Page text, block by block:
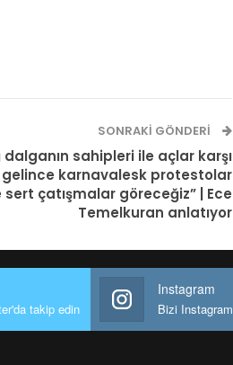
SONRAKI GÖNDERI
dalganın sahipleri ile açlar karşı
gelince karnavalesk protestolar
sert çatışmalar göreceğiz” | Ece
Temelkuran anlatıyor
takip edin
Instagram